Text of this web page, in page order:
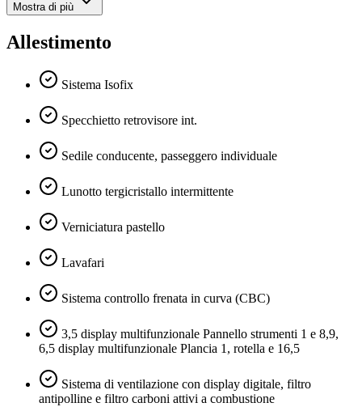
Mostra di più
Allestimento
Sistema Isofix
Specchietto retrovisore int.
Sedile conducente, passeggero individuale
Lunotto tergicristallo intermittente
Verniciatura pastello
Lavafari
Sistema controllo frenata in curva (CBC)
3,5 display multifunzionale Pannello strumenti 1 e 8,9,
6,5 display multifunzionale Plancia 1, rotella e 16,5
Sistema di ventilazione con display digitale, filtro
antipolline e filtro carboni attivi a combustione